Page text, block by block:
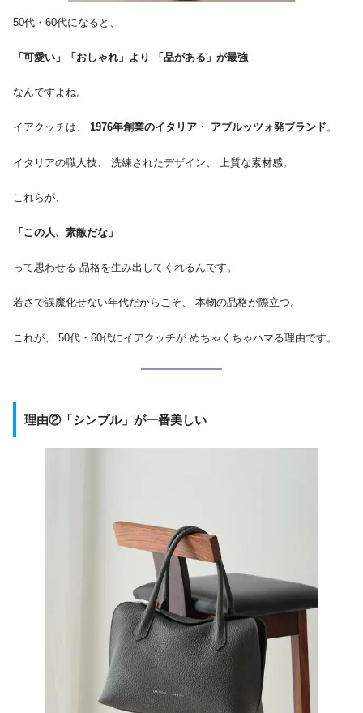
50代・60代になると、
「可愛い」「おしゃれ」より 「品がある」が最強
なんですよね。
イアクッチは、 1976年創業のイタリア・ アブルッツォ発ブランド。
イタリアの職人技、 洗練されたデザイン、 上質な素材感。
これらが、
「この人、素敵だな」
って思わせる 品格を生み出してくれるんです。
若さで誤魔化せない年代だからこそ、 本物の品格が際立つ。
これが、 50代・60代にイアクッチが めちゃくちゃハマる理由です。
理由②「シンプル」が一番美しい